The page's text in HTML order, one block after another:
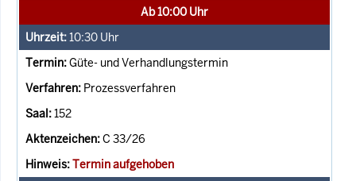
Ab 10:00 Uhr
10:30 Uhr
Güte- und Verhandlungstermin
Prozessverfahren
152
C 33/26
Termin aufgehoben